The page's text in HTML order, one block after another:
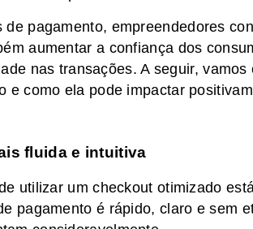
pagamento, empreendedores
aumentar a confiança dos
nas transações. A seguir,
e como ela pode impactar
fluida e intuitiva
utilizar um checkout otimizado
pagamento é rápido, claro e sem